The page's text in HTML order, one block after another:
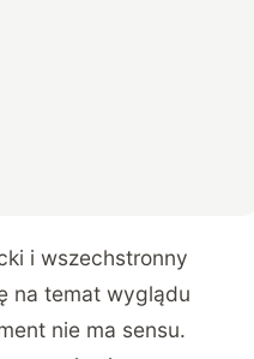
i wszechstronny
na temat wyglądu
nie ma sensu.